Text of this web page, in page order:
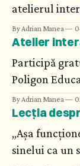
învățat.
atelierul
urmează să
By Adrian Manea
Atelier
Participă
Poligon
exemplificăm
educație
By Adrian Manea
Lecția
„Așa
sinelui ca un